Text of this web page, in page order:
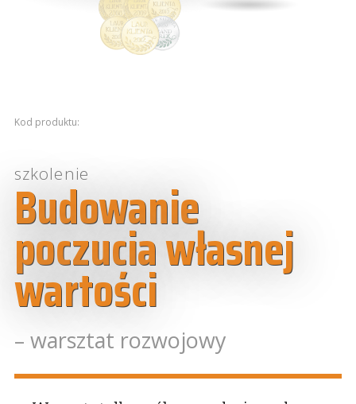
Kod produktu:
szkolenie
Budowanie
poczucia własnej
wartości
– warsztat rozwojowy